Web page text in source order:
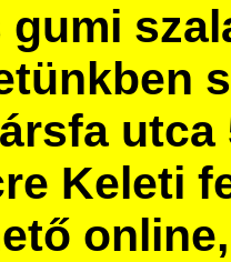
utca
Keleti